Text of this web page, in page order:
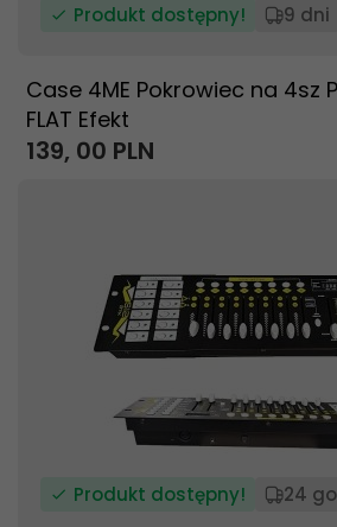
Produkt dostępny! 9 dni
Case 4ME Pokrowiec na 4sz
FLAT Efekt
139, 00 PLN
Produkt dostępny! 24